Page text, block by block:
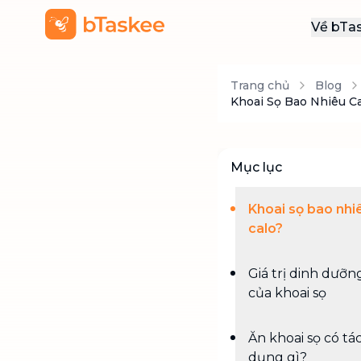
Về
Trang chủ Blog
Khoai Sọ Bao Nhiêu
Mục lục
Khoai sọ bao
calo?
Giá trị dinh
của khoai sọ
Ăn khoai sọ có
dụng gì?